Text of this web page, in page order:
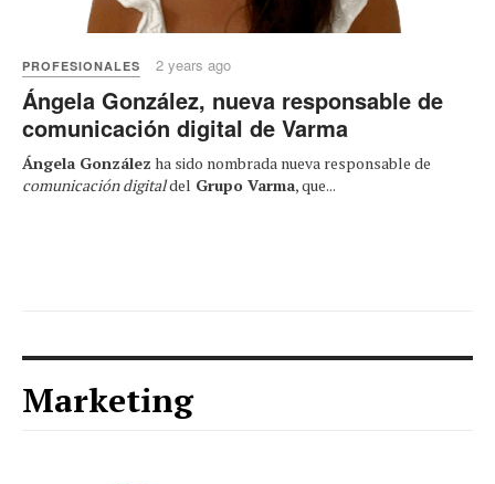
PROFESIONALES 2 years ago
Ángela González, nueva responsable de
comunicación digital de Varma
Ángela González ha sido nombrada nueva responsable de
comunicación digitaldel Grupo Varma, que...
Marketing